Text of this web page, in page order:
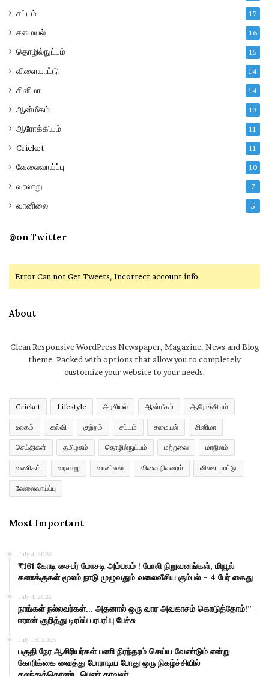
சட்டம் 17
சமையல் 16
தொழில்நுட்பம் 15
விளையாட்டு 14
சினிமா 14
ஆன்மீகம் 13
ஆரோக்கியம் 11
Cricket 11
வேலைவாய்ப்பு 10
வரலாறு 7
வானிலை 5
@on Twitter
Error Can not Get Tweets, Incorrect account info.
About
Clean Responsive WordPress Newspaper, Magazine, News and Blog
theme. Packed with options that allow you to completely
customize your website to your needs.
Cricket Lifestyle அரசியல் ஆன்மீகம் ஆரோக்கியம்
உலகம் கல்வி குற்றம் சட்டம் சமையல் சினிமா
செய்திகள் தமிழகம் தொழில்நுட்பம் மற்றவை மாநிலம்
வணிகம் வரலாறு வானிலை விலை நிலவரம் விளையாட்டு
வேலைவாய்ப்பு
Most Important
July 4, 2026
₹161 கோடி சைபர் மோசடி அம்பலம் ! போலி நிறுவனங்கள், மியூல்
கணக்குகள் மூலம் நாடு முழுவதும் வலைவீசிய கும்பல் – 4 பேர் கைது
July 4, 2026
நாங்கள் நல்லவர்கள்… அதனால் ஒரு வார அவகாசம் கொடுத்தோம்!” –
ஈரான் குறித்து டிரம்ப் பரபரப்பு பேச்சு
July 18, 2025
பகுதி நேர ஆசிரியர்கள் பணி நிரந்தரம் செய்ய வேண்டும் என்று
கோரிக்கை வைத்து போராடிய போது ஒரு நிகழ்ச்சியில்